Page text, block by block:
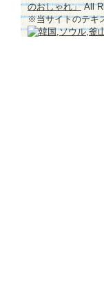
のおしゃれ」All
※当サイトのテキ